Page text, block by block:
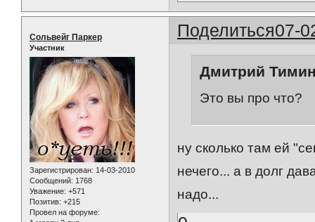
Поделиться07-
Сольвейг Паркер
Участник
Зарегистрирован: 14-03-2010
Сообщений: 1768
Уважение: +571
Позитив: +215
Провел на форуме:
Дмитрий
Это вы про что?
ну сколько там ей
нечего... а в долг
надо...